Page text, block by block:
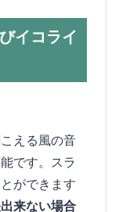
イコライ
える風の音
です。スラ
ができます
来ない場合